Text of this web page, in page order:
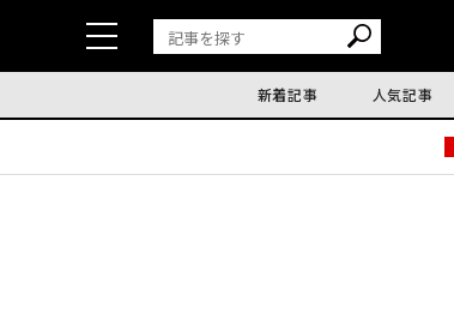
新着記事 人気記事